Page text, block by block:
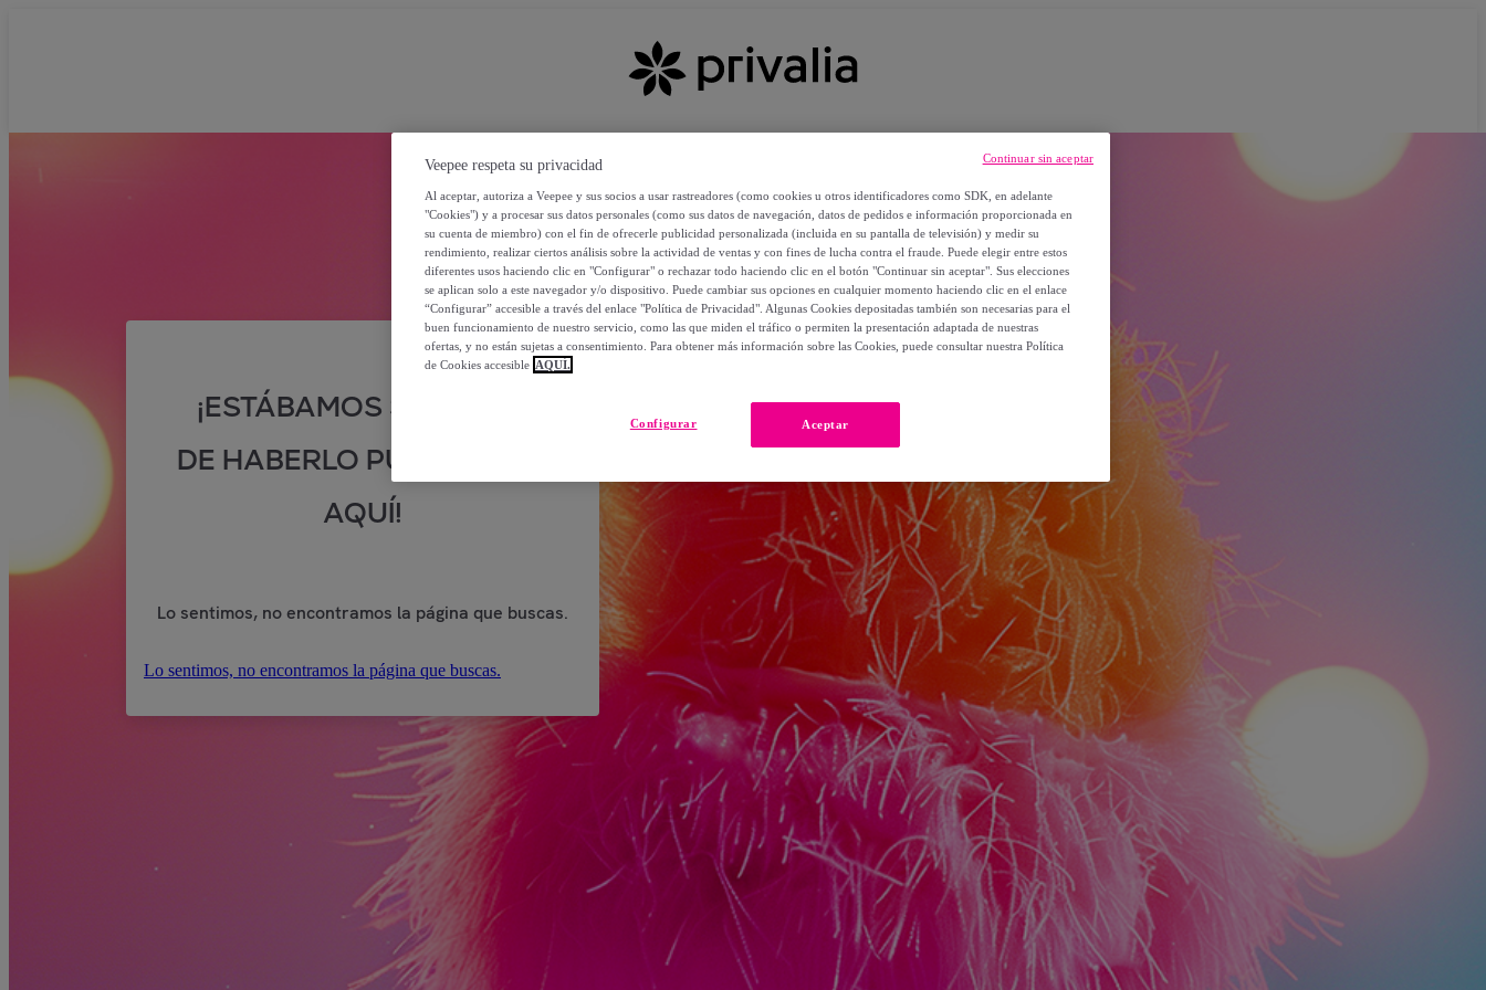
¡ESTÁBAMOS SEGUROS
DE HABERLO PUESTO POR
AQUÍ!
Lo sentimos, no encontramos la página que buscas.
Lo sentimos, no encontramos la página que buscas.
Veepee respeta su privacidad
Al aceptar, autoriza a Veepee y sus socios a usar rastreadores (como cookies u otros identificadores como SDK, en adelante
"Cookies") y a procesar sus datos personales (como sus datos de navegación, datos de pedidos e información proporcionada en
su cuenta de miembro) con el fin de ofrecerle publicidad personalizada (incluida en su pantalla de televisión) y medir su
rendimiento, realizar ciertos análisis sobre la actividad de ventas y con fines de lucha contra el fraude. Puede elegir entre estos
diferentes usos haciendo clic en "Configurar" o rechazar todo haciendo clic en el botón "Continuar sin aceptar". Sus elecciones
se aplican solo a este navegador y/o dispositivo. Puede cambiar sus opciones en cualquier momento haciendo clic en el enlace
“Configurar” accesible a través del enlace "Política de Privacidad". Algunas Cookies depositadas también son necesarias para el
buen funcionamiento de nuestro servicio, como las que miden el tráfico o permiten la presentación adaptada de nuestras
ofertas, y no están sujetas a consentimiento. Para obtener más información sobre las Cookies, puede consultar nuestra Política
de Cookies accesible AQUÍ.
Aceptar
Configurar
Continuar sin aceptar